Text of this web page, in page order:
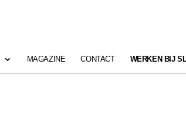
MAGAZINE CONTACT WERKEN BIJ